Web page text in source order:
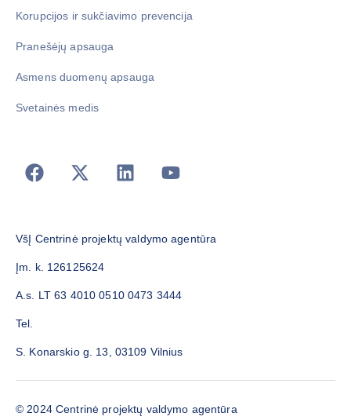
Korupcijos ir sukčiavimo prevencija
Pranešėjų apsauga
Asmens duomenų apsauga
Svetainės medis
VšĮ Centrinė projektų valdymo agentūra
Įm. k. 126125624
A.s. LT 63 4010 0510 0473 3444
Tel.
S. Konarskio g. 13, 03109 Vilnius
© 2024 Centrinė projektų valdymo agentūra